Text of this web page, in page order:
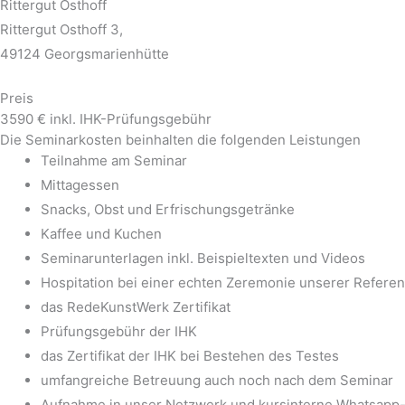
Rittergut Osthoff
Rittergut Osthoff 3,
49124 Georgsmarienhütte
Preis
3590 € inkl. IHK-Prüfungsgebühr
Die Seminarkosten beinhalten die folgenden Leistungen
Teilnahme am Seminar
Mittagessen
Snacks, Obst und Erfrischungsgetränke
Kaffee und Kuchen
Seminarunterlagen inkl. Beispieltexten und Videos
Hospitation bei einer echten Zeremonie unserer
das RedeKunstWerk Zertifikat
Prüfungsgebühr der IHK
das Zertifikat der IHK bei Bestehen des Testes
umfangreiche Betreuung auch noch nach dem Seminar